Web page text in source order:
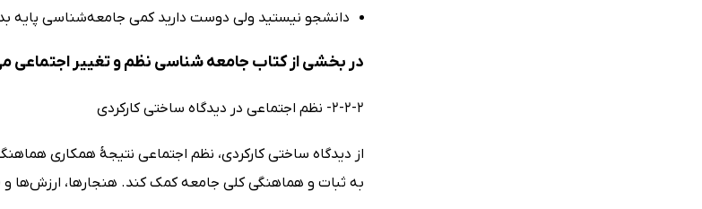
دانشجو نیستید ولی دوست دارید کمی جامعه‌شناسی پایه
در بخشی از کتاب جامعه شناسی نظم و تغییر اجتماعی
2-2-2- نظم اجتماعی در دیدگاه ساختی کارکردی
از دیدگاه ساختی کارکردی، نظم اجتماعی نتیجۀ همکاری
به ثبات و هماهنگی کلی جامعه کمک کند. هنجارها، ارزش‌ها